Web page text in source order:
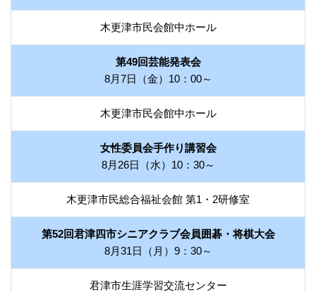
木更津市民会館中ホール
第49回芸能発表会
8月7日（金）10：00～
木更津市民会館中ホール
女性委員会手作り講習会
8月26日（水）10：30～
木更津市民総合福祉会館 第1・2研修室
第52回君津四市シニアクラブ会員囲碁・将棋大会
8月31日（月）9：30～
君津市生涯学習交流センター